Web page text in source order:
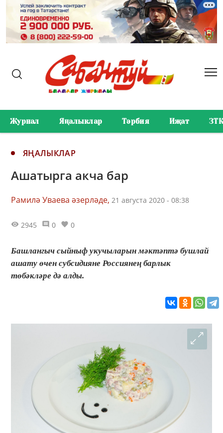
Журнал Яңалыклар Тәрбия Иҗат ЗТК
ЯҢАЛЫКЛАР
Ашатырга акча бар
Рамилә Уваева әзерләде, 21 августа 2020 - 08:38
2945 0 0
Башлангыч сыйныф укучыларын мәктәптә бушлай
ашату өчен субсидияне Россиянең барлык
төбәкләре дә алды.